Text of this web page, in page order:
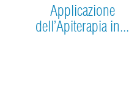
Applicazione
dell’Apiterapia in...